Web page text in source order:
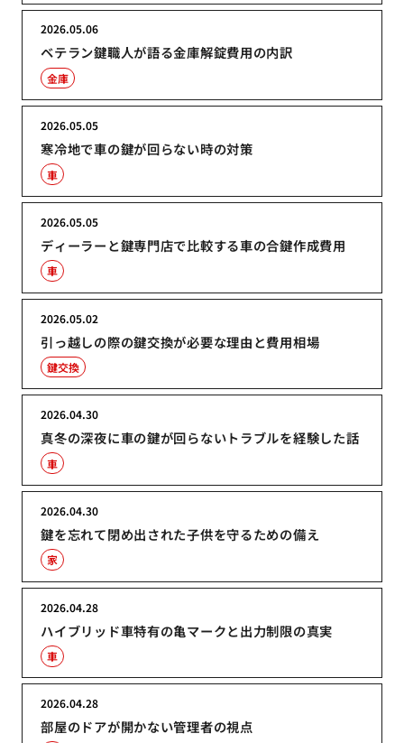
ベテラン鍵職人が語る金庫解錠費用の内訳
2026.05.06
金庫
寒冷地で車の鍵が回らない時の対策
2026.05.05
車
ディーラーと鍵専門店で比較する車の合鍵作成費用
2026.05.05
車
引っ越しの際の鍵交換が必要な理由と費用相場
2026.05.02
鍵交換
真冬の深夜に車の鍵が回らないトラブルを経験した話
2026.04.30
車
鍵を忘れて閉め出された子供を守るための備え
2026.04.30
家
ハイブリッド車特有の亀マークと出力制限の真実
2026.04.28
車
部屋のドアが開かない管理者の視点
2026.04.28